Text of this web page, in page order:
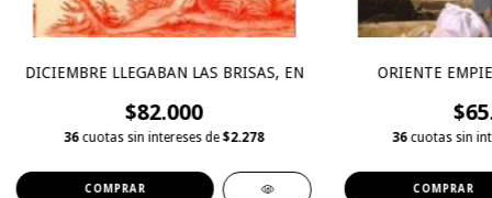
DICIEMBRE LLEGABAN LAS BRISAS, EN
$82.000
36 cuotas sin intereses de$2.278
ORIENTE
36 cuotas sin